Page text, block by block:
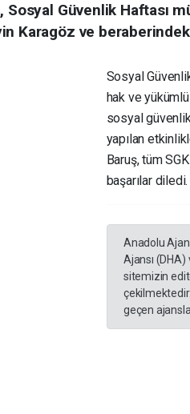
Sosyal Güvenlik Haftası
Karagöz ve
Sosyal
hak ve
sosyal
yapılan
Baruş, tüm
başarılar diledi.
Anadolu
Ajansı
sitemizin
geçen